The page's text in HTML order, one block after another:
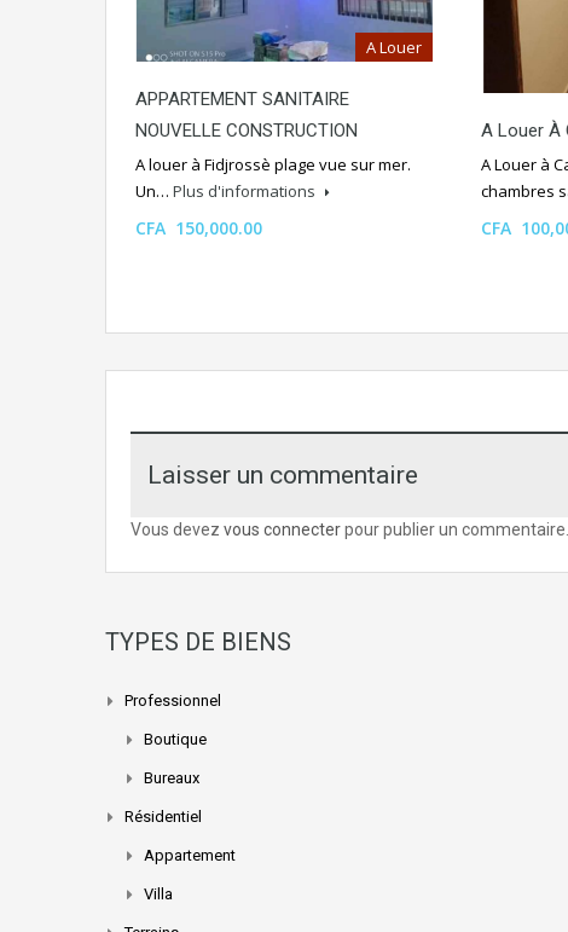
A Louer
APPARTEMENT SANITAIRE
NOUVELLE CONSTRUCTION
A louer à Fidjrossè plage vue sur mer.
Un… Plus d'informations
CFA 150,000.00
A Louer À
A Louer à
chambres
CFA
Laisser un commentaire
Vous devez vous connecterpour publier un commentaire.
TYPES DE BIENS
Professionnel
Boutique
Bureaux
Résidentiel
Appartement
Villa